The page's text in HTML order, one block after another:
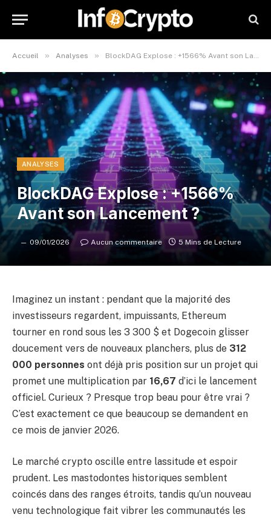
Accueil » Analyses » BlockDAG Explose : +1566% Avant son Lancement ?
ANALYSES
BlockDAG Explose : +1566%
Avant son Lancement ?
09/01/2026 Aucun commentaire 5 Mins de Lecture
Imaginez un instant : pendant que la majorité des
investisseurs regardent, impuissants, Ethereum
tourner en rond sous les 3 300 $ et Dogecoin glisser
doucement vers de nouveaux planchers, plus de 312
000 personnes ont déjà pris position sur un projet qui
promet une multiplication par 16,67 d’ici le lancement
officiel. Curieux ? Presque trop beau pour être vrai ?
C’est exactement ce que beaucoup se demandent en
ce mois de janvier 2026.
Le marché crypto oscille entre lassitude et espoir
prudent. Les mastodontes historiques semblent
coincés dans des ranges étroits, tandis qu’un nouveau
venu technologique fait vibrer les communautés les